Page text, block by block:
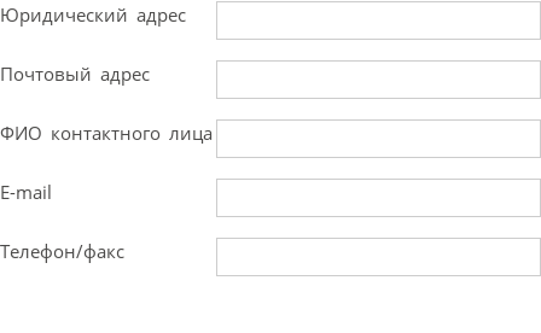
Юридический адрес
Почтовый адрес
ФИО контактного лица
E-mail
Телефон/факс